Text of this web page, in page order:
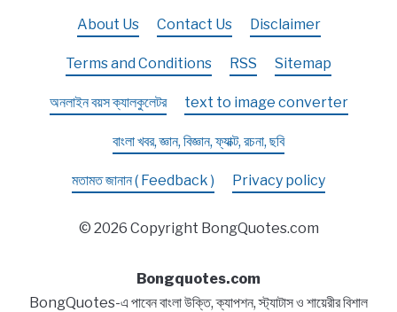
About Us Contact Us Disclaimer
Terms and Conditions RSS Sitemap
অনলাইন বয়স ক্যালকুলেটর text to image converter
বাংলা খবর, জ্ঞান, বিজ্ঞান, ফ্যাক্ট, রচনা, ছবি
মতামত জানান ( Feedback ) Privacy policy
© 2026 Copyright BongQuotes.com
Bongquotes.com
BongQuotes-এ পাবেন বাংলা উক্তি, ক্যাপশন, স্ট্যাটাস ও শায়েরীর বিশাল